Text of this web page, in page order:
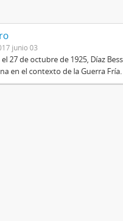
junio 03
27 de octubre de 1925, Díaz
en el contexto de la Guerra